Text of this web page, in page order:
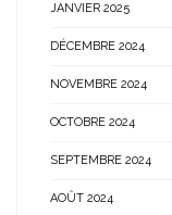
JANVIER 2025
DÉCEMBRE 2024
NOVEMBRE 2024
OCTOBRE 2024
SEPTEMBRE 2024
AOÛT 2024